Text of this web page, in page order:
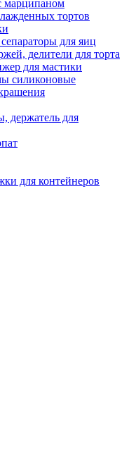
марципаном
тортов
для яиц
делители для торта
для мастики
силиконовые
держатель для
для контейнеров